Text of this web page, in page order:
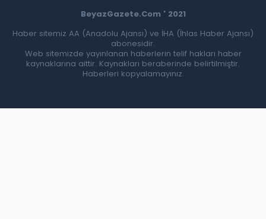
BeyazGazete.Com ' 2021
Haber sitemiz AA (Anadolu Ajansı) ve İHA (İhlas Haber Ajansı)
abonesidir.
Web sitemizde yayınlanan haberlerin telif hakları haber
kaynaklarına aittir. Kaynakları beraberinde belirtilmiştir.
Haberleri kopyalamayınız.